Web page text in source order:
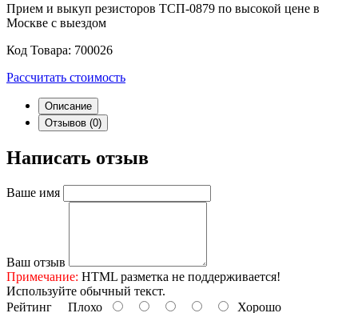
Прием и выкуп резисторов ТСП-0879 по высокой цене в
Москве с выездом
Код Товара: 700026
Рассчитать стоимость
Описание
Отзывов (0)
Написать отзыв
Ваше имя
Ваш отзыв
Примечание: HTML разметка не поддерживается!
Используйте обычный текст.
Рейтинг Плохо
Хорошо